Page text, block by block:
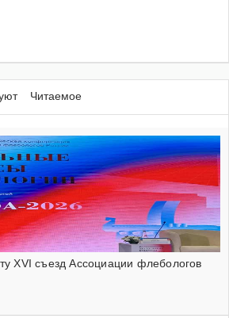
Читаемое
XVI съезд Ассоциации флебологов